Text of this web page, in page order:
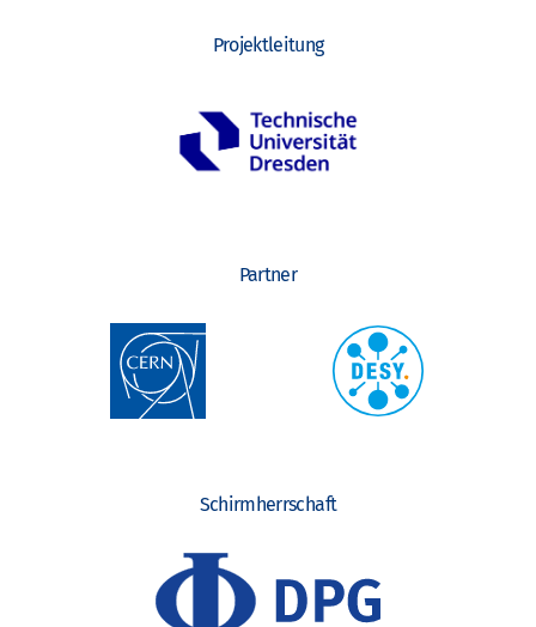
Projektleitung
Partner
Schirmherrschaft